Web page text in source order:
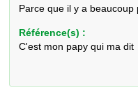
Parce que il y a
Référence(s) :
C'est mon papy qui ma dit